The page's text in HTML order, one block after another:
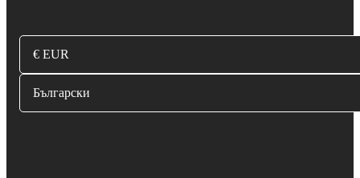
€ EUR
Български